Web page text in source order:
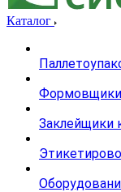
Каталог
Формовщики
Заклейщики